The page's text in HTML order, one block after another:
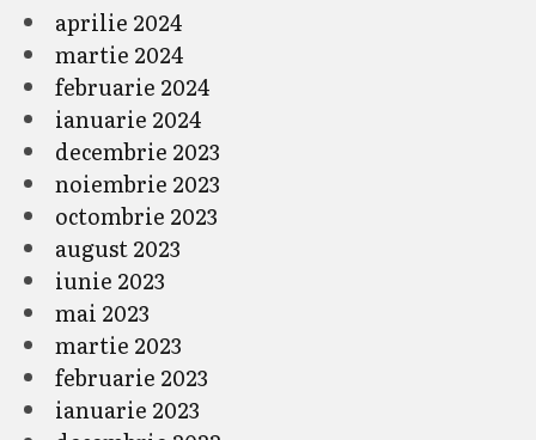
aprilie 2024
martie 2024
februarie 2024
ianuarie 2024
decembrie 2023
noiembrie 2023
octombrie 2023
august 2023
iunie 2023
mai 2023
martie 2023
februarie 2023
ianuarie 2023